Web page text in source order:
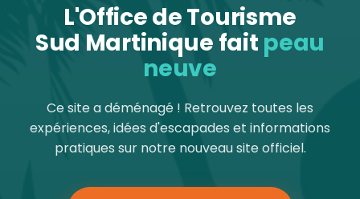
L'Office de Tourisme
Sud Martinique fait peau
neuve
Ce site a déménagé ! Retrouvez toutes les
expériences, idées d'escapades et informations
pratiques sur notre nouveau site officiel.